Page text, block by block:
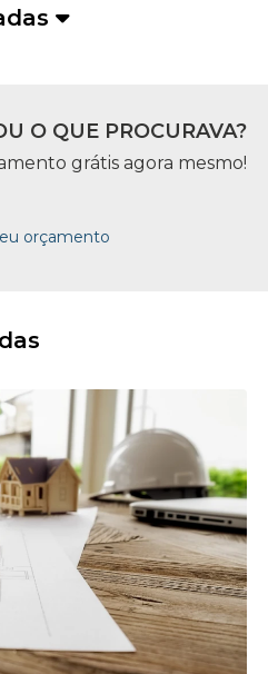
O QUE PROCURAVA?
grátis agora mesmo!
orçamento